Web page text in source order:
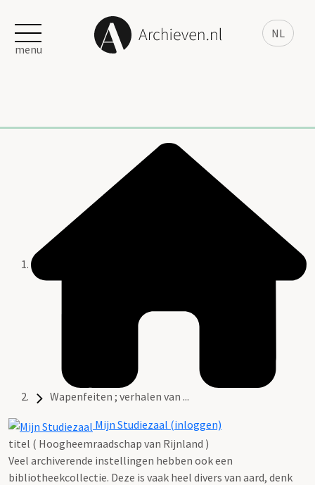
NL
menu
Wapenfeiten ; verhalen van ...
Mijn Studiezaal (inloggen)
titel ( Hoogheemraadschap van Rijnland )
Veel archiverende instellingen hebben ook een
bibliotheekcollectie. Deze is vaak heel divers van aard, denk